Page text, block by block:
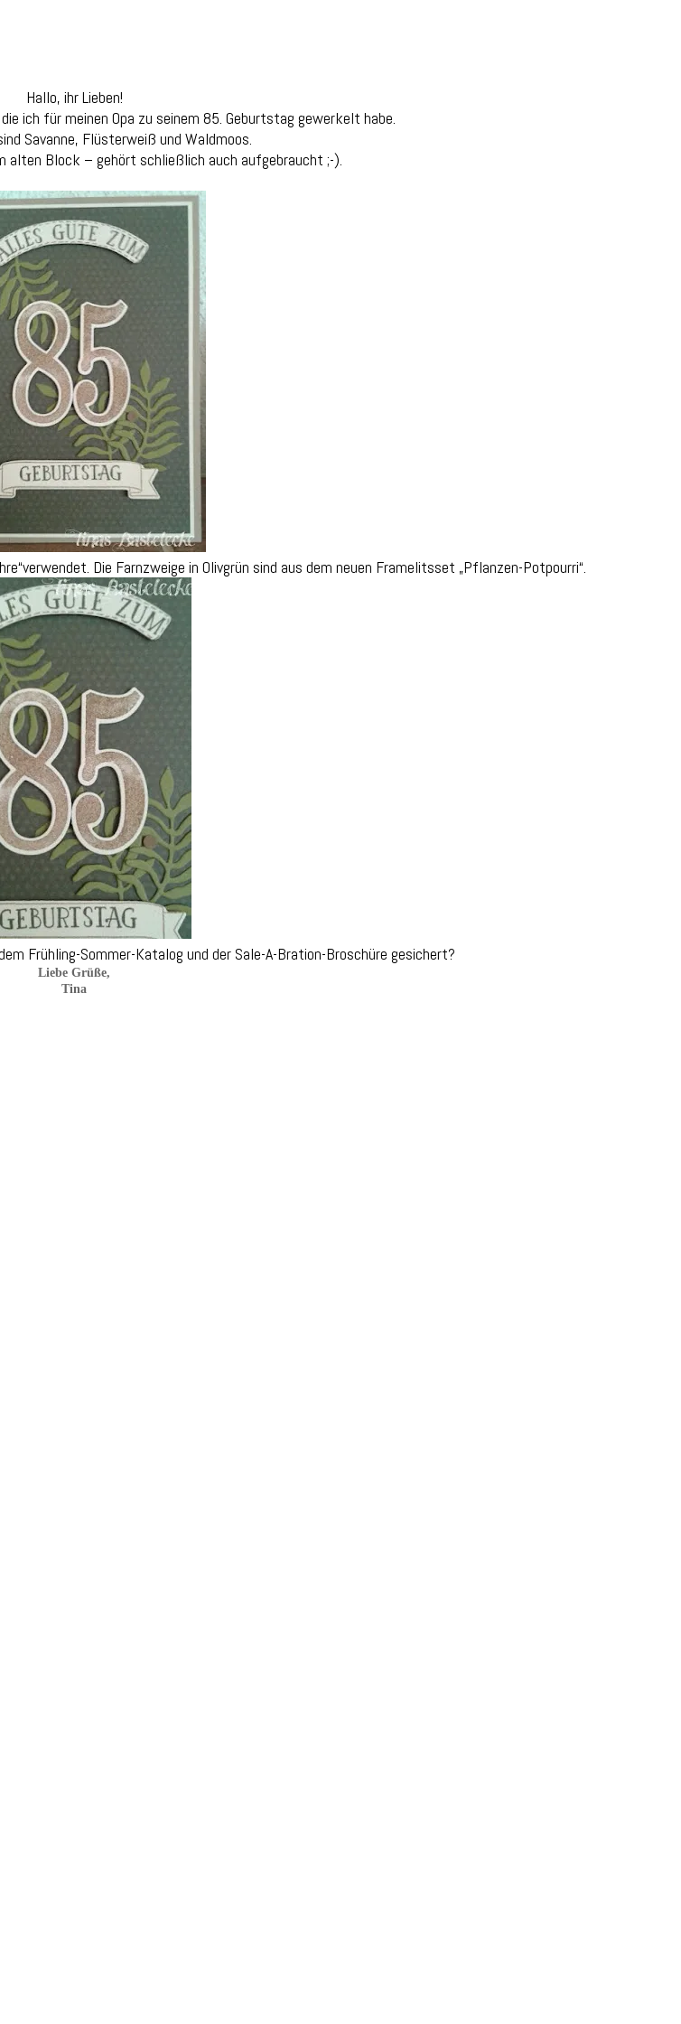
Hallo, ihr Lieben!
ich für meinen Opa zu seinem 85. Geburtstag gewerkelt habe.
Savanne, Flüsterweiß und Waldmoos.
alten Block – gehört schließlich auch aufgebraucht ;-).
Die Farnzweige in Olivgrün sind aus dem neuen Framelitsset „Pflanzen-Potpourri“.
Frühling-Sommer-Katalog und der Sale-A-Bration-Broschüre gesichert?
Liebe Grüße,
Tina